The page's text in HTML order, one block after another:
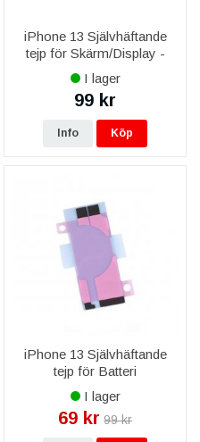
iPhone 13 Självhäftande
tejp för Skärm/Display -
Svart
I lager
99 kr
Info Köp
iPhone 13 Självhäftande
tejp för Batteri
I lager
69 kr 99 kr